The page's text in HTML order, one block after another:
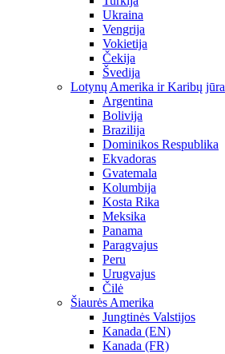
Ukraina
Vengrija
Vokietija
Čekija
Švedija
Lotynų Amerika ir Karibų jūra
Argentina
Bolivija
Brazilija
Dominikos Respublika
Ekvadoras
Gvatemala
Kolumbija
Kosta Rika
Meksika
Panama
Paragvajus
Peru
Urugvajus
Čilė
Šiaurės Amerika
Jungtinės Valstijos
Kanada (EN)
Kanada (FR)